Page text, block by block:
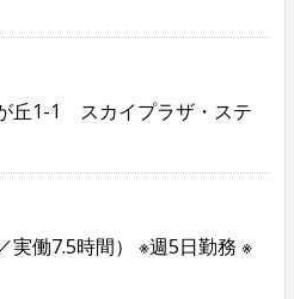
丘1-1 スカイプラザ・ステ
実働7.5時間） ※週5日勤務 ※